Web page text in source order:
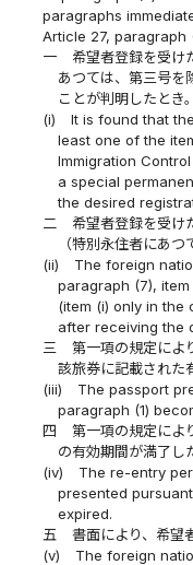
paragraphs
Article 27, paragraph
一
希望者登録を受け
あつては、第三号を
ことが判明したとき。
(i)
It is found that
least one of the
Immigration
a special
the desired
二
希望者登録を受け
（特別永住者にあ
(ii)
The foreign
paragraph (7),
(item (i) only in the
after receiving the
三
第一項の規定によ
該旅券に記載された
(iii)
The passport
paragraph (1)
四
第一項の規定によ
の有効期間が満了し
(iv)
The re-entry
presented
expired.
五
書面により、希望
(v)
The foreign